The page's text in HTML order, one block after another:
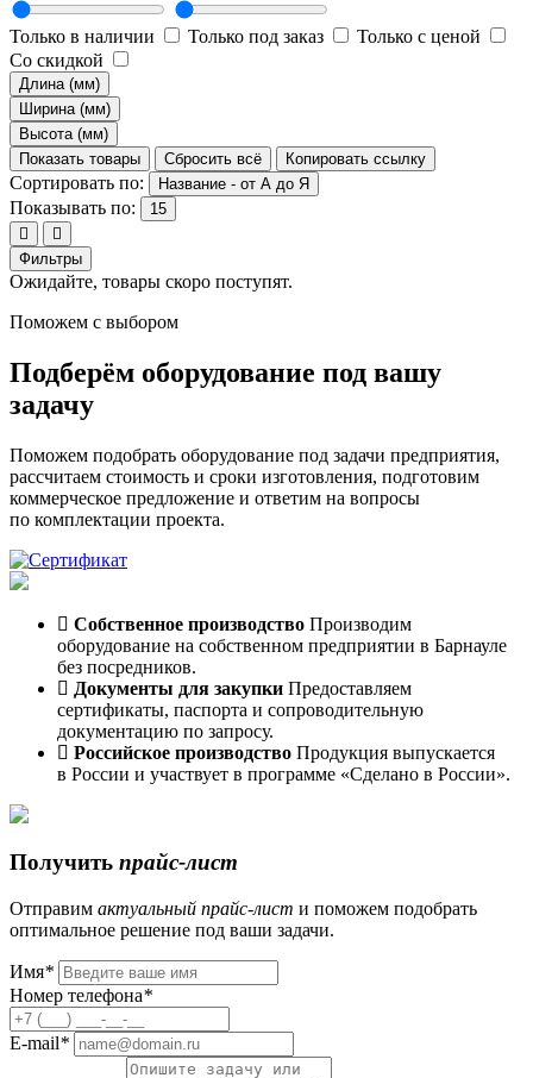
Только в наличии Только под заказ
Только с ценой
Со скидкой
Длина (мм)
Ширина (мм)
Высота (мм)
Показать товары
Сбросить всё Копировать ссылку
Сортировать по: Название - от А до Я
Показывать по: 15
Фильтры
Ожидайте, товары скоро поступят.
Поможем с выбором
Подберём оборудование под вашу
задачу
Поможем подобрать оборудование под задачи предприятия,
рассчитаем стоимость и сроки изготовления, подготовим
коммерческое предложение и ответим на вопросы
по комплектации проекта.
Собственное производство Производим
оборудование на собственном предприятии в Барнауле
без посредников.
Документы для закупки Предоставляем
сертификаты, паспорта и сопроводительную
документацию по запросу.
Российское производство Продукция выпускается
в России и участвует в программе «Сделано в России».
Получить прайс-лист
Отправим актуальный прайс-лист и поможем подобрать
оптимальное решение под ваши задачи.
Имя*
Номер телефона*
E-mail*